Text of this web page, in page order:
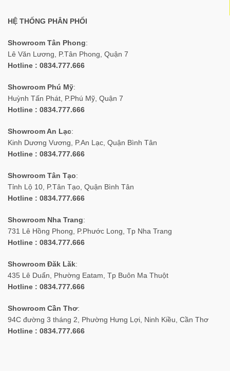
HỆ THỐNG PHÂN PHỐI
Showroom Tân Phong:
Lê Văn Lương, P.Tân Phong, Quận 7
Hotline : 0834.777.666
Showroom Phú Mỹ:
Huỳnh Tấn Phát, P.Phú Mỹ, Quận 7
Hotline : 0834.777.666
Showroom An Lạc:
Kinh Dương Vương, P.An Lạc, Quận Bình Tân
Hotline : 0834.777.666
Showroom Tân Tạo:
Tỉnh Lộ 10, P.Tân Tạo, Quận Bình Tân
Hotline : 0834.777.666
Showroom Nha Trang:
731 Lê Hồng Phong, P.Phước Long, Tp Nha Trang
Hotline : 0834.777.666
Showroom Đăk Lăk:
435 Lê Duẩn, Phường Eatam, Tp Buôn Ma Thuột
Hotline : 0834.777.666
Showroom Cần Thơ:
94C đường 3 tháng 2, Phường Hưng Lợi, Ninh Kiều, Cần Thơ
Hotline : 0834.777.666